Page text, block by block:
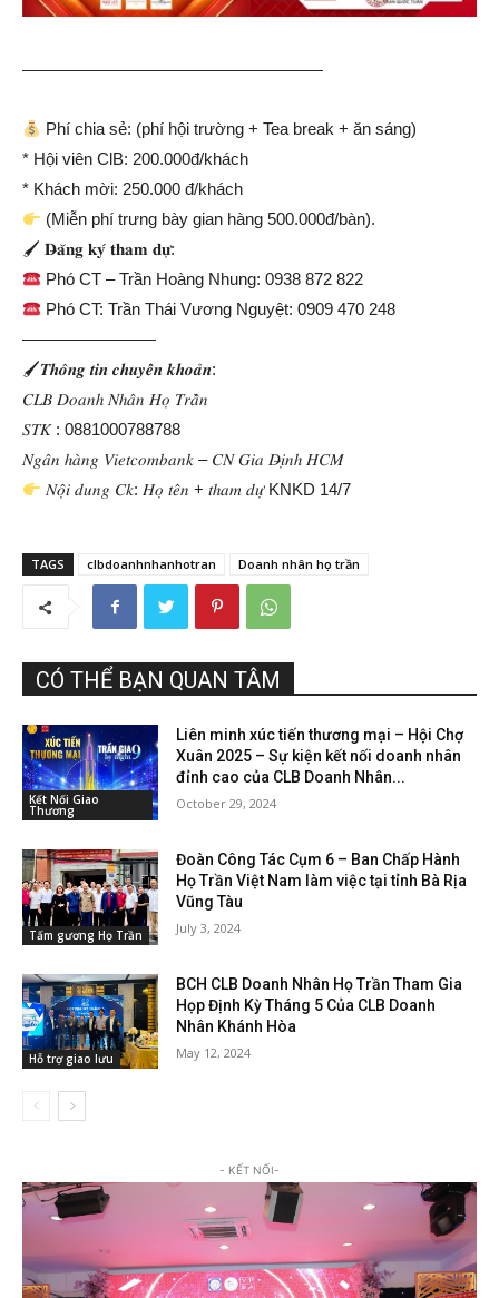
——————————————————
Phí chia sẻ: (phí hội trường + Tea break + ăn sáng)
* Hội viên ClB: 200.000đ/khách
* Khách mời: 250.000 đ/khách
(Miễn phí trưng bày gian hàng 500.000đ/bàn).
🖌 𝐃̶𝐚̆𝐧𝐠 𝐤𝐲́ 𝐭𝐡𝐚𝐦 𝐝𝐮̛̣:
Phó CT – Trần Hoàng Nhung: 0938 872 822
Phó CT: Trần Thái Vương Nguyệt: 0909 470 248
————————
🖌𝑻𝒉𝒐̂𝒏𝒈 𝒕𝒊𝒏 𝒄𝒉𝒖𝒚𝒆̂̉𝒏 𝒌𝒉𝒐𝒂̉𝒏:
𝐶𝐿𝐵 𝐷𝑜𝑎𝑛ℎ 𝑁ℎ𝑎̂𝑛 𝐻𝑜̣ 𝑇𝑟𝑎̂̀𝑛
𝑆𝑇𝐾 : 0881000788788
𝑁𝑔𝑎̂𝑛 ℎ𝑎̀𝑛𝑔 𝑉𝑖𝑒𝑡𝑐𝑜𝑚𝑏𝑎𝑛𝑘 – 𝐶𝑁 𝐺𝑖𝑎 𝐷̶𝑖̣𝑛ℎ 𝐻𝐶𝑀
𝑁𝑜̣̂𝑖 𝑑𝑢𝑛𝑔 𝐶𝑘: 𝐻𝑜̣ 𝑡𝑒̂𝑛 + 𝑡ℎ𝑎𝑚 𝑑𝑢̛̣ KNKD 14/7
TAGS clbdoanhnhanhotran Doanh nhân họ trần
CÓ THỂ BẠN QUAN TÂM
Kết Nối Giao
Thương
Liên minh xúc tiến thương mại – Hội Chợ
Xuân 2025 – Sự kiện kết nối doanh nhân
đỉnh cao của CLB Doanh Nhân...
October 29, 2024
Tấm gương Họ Trần
Đoàn Công Tác Cụm 6 – Ban Chấp Hành
Họ Trần Việt Nam làm việc tại tỉnh Bà Rịa
Vũng Tàu
July 3, 2024
Hỗ trợ giao lưu
BCH CLB Doanh Nhân Họ Trần Tham Gia
Họp Định Kỳ Tháng 5 Của CLB Doanh
Nhân Khánh Hòa
May 12, 2024
- KẾT NỐI-